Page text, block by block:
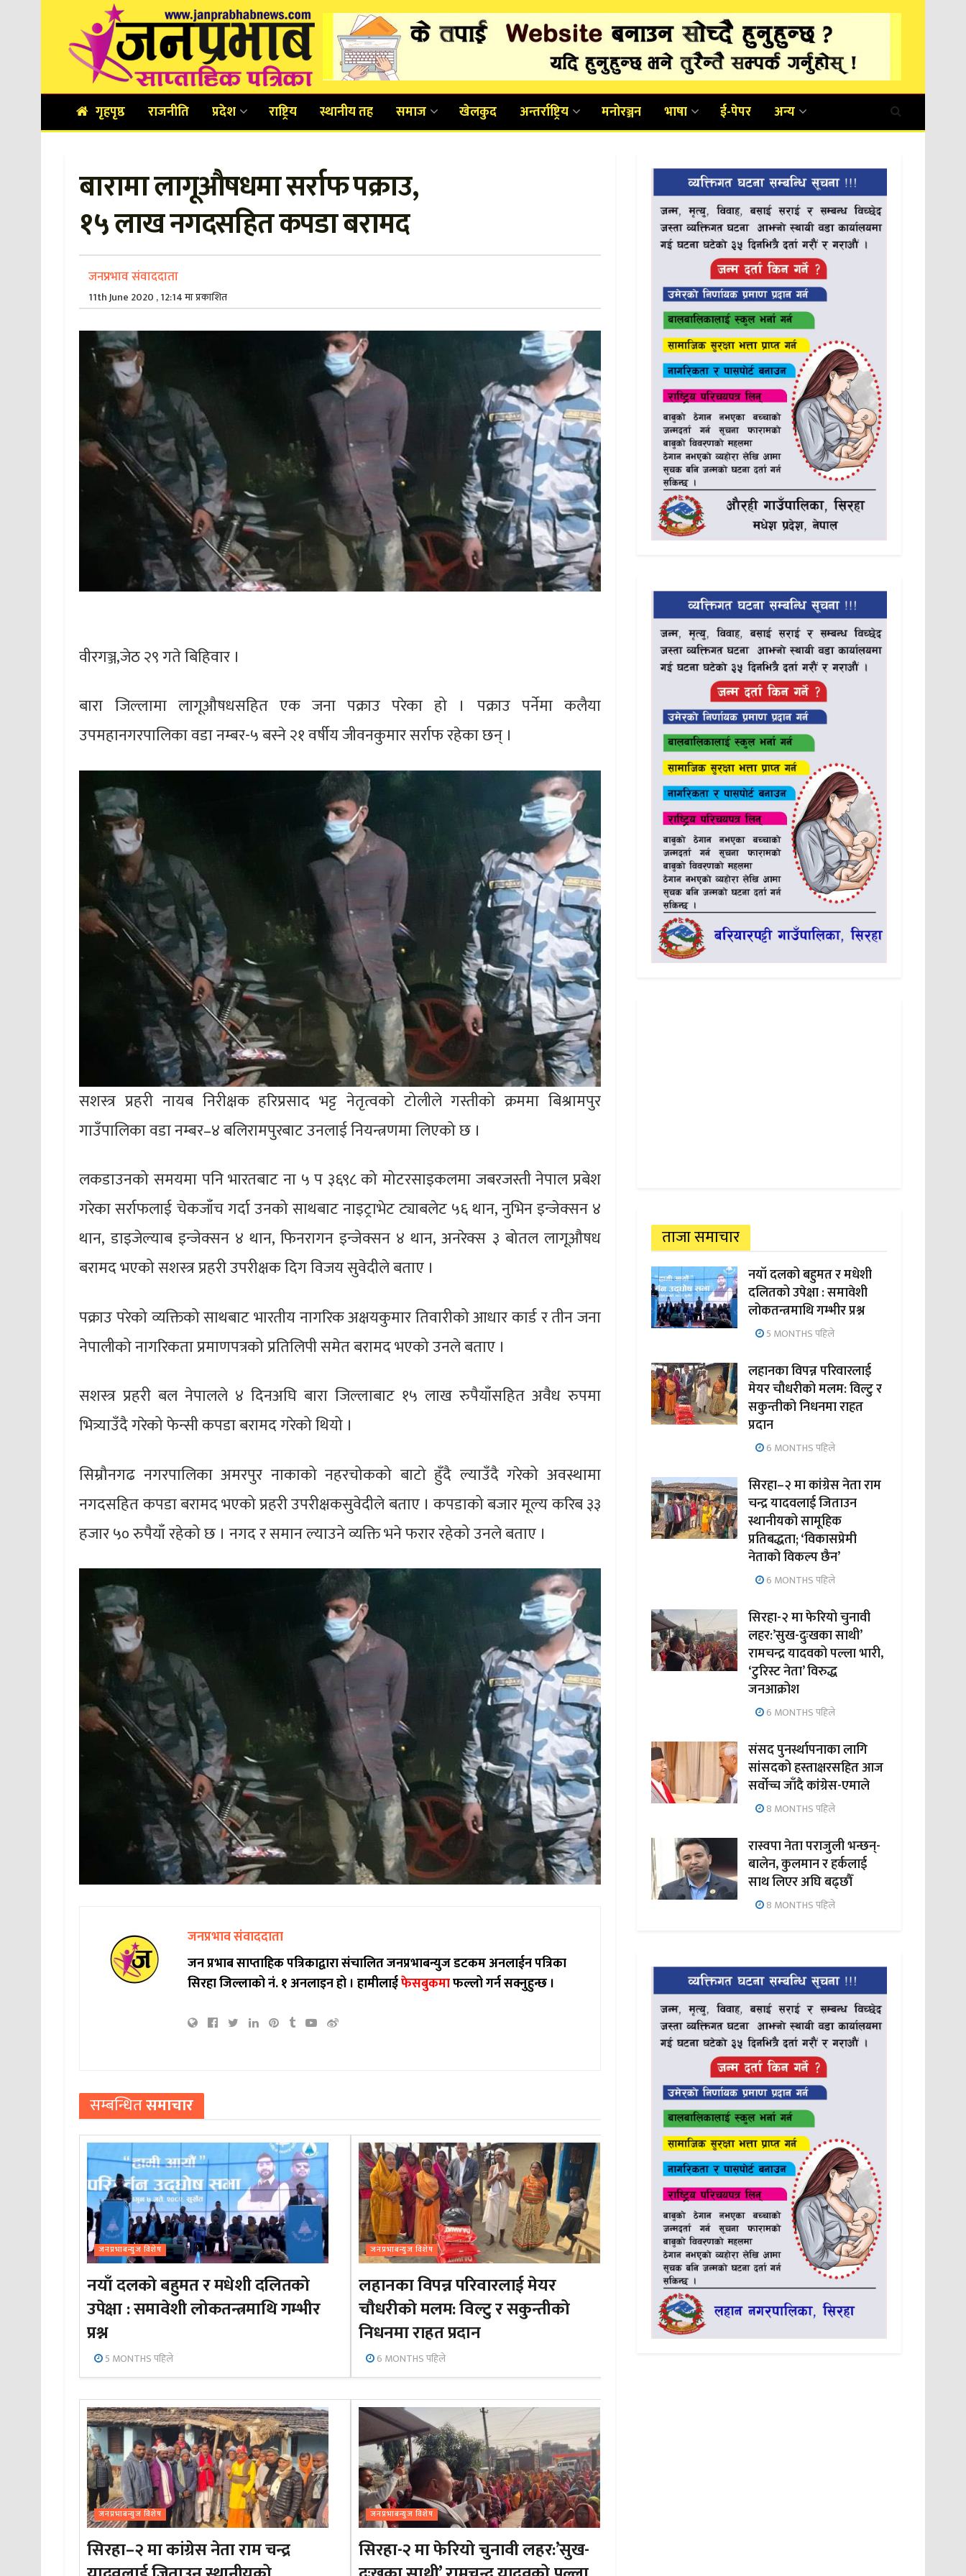
गृहपृष्ठ राजनीति प्रदेश राष्ट्रिय स्थानीय तह समाज खेलकुद अन्तर्राष्ट्रिय मनोरञ्जन भाषा ई-पेपर अन्य
बारामा लागूऔषधमा सर्राफ पक्राउ,
१५ लाख नगदसहित कपडा बरामद
जनप्रभाव संवाददाता
11th June 2020 , 12:14 मा प्रकाशित
वीरगञ्ज,जेठ २९ गते बिहिवार ।
बारा जिल्लामा लागूऔषधसहित एक जना पक्राउ परेका हो । पक्राउ पर्नेमा कलैया
उपमहानगरपालिका वडा नम्बर-५ बस्ने २१ वर्षीय जीवनकुमार सर्राफ रहेका छन् ।
सशस्त्र प्रहरी नायब निरीक्षक हरिप्रसाद भट्ट नेतृत्वको टोलीले गस्तीको क्रममा बिश्रामपुर
गाउँपालिका वडा नम्बर–४ बलिरामपुरबाट उनलाई नियन्त्रणमा लिएको छ ।
लकडाउनको समयमा पनि भारतबाट ना ५ प ३६९८ को मोटरसाइकलमा जबरजस्ती नेपाल प्रबेश
गरेका सर्राफलाई चेकजाँच गर्दा उनको साथबाट नाइट्राभेट ट्याबलेट ५६ थान, नुभिन इन्जेक्सन ४
थान, डाइजेल्याब इन्जेक्सन ४ थान, फिनरागन इन्जेक्सन ४ थान, अनरेक्स ३ बोतल लागूऔषध
बरामद भएको सशस्त्र प्रहरी उपरीक्षक दिग विजय सुवेदीले बताए ।
पक्राउ परेको व्यक्तिको साथबाट भारतीय नागरिक अक्षयकुमार तिवारीको आधार कार्ड र तीन जना
नेपालीको नागरिकता प्रमाणपत्रको प्रतिलिपी समेत बरामद भएको उनले बताए ।
सशस्त्र प्रहरी बल नेपालले ४ दिनअघि बारा जिल्लाबाट १५ लाख रुपैयाँसहित अवैध रुपमा
भित्र्याउँदै गरेको फेन्सी कपडा बरामद गरेको थियो ।
सिम्रौनगढ नगरपालिका अमरपुर नाकाको नहरचोकको बाटो हुँदै ल्याउँदै गरेको अवस्थामा
नगदसहित कपडा बरामद भएको प्रहरी उपरीक्षकसुवेदीले बताए । कपडाको बजार मूल्य करिब ३३
हजार ५० रुपैयाँ रहेको छ । नगद र समान ल्याउने व्यक्ति भने फरार रहेको उनले बताए ।
जनप्रभाव संवाददाता
जन प्रभाब साप्ताहिक पत्रिकाद्वारा संचालित जनप्रभाबन्युज डटकम अनलाईन पत्रिका
सिरहा जिल्लाको नं. १ अनलाइन हो ।हामीलाईफेसबुकमाफल्लो गर्न सक्नुहुन्छ ।
सम्बन्धितसमाचार
जनप्रभाबन्युज विशेष
नयाँ दलको बहुमत र मधेशी दलितको
उपेक्षा : समावेशी लोकतन्त्रमाथि गम्भीर
प्रश्न
5 MONTHS पहिले
जनप्रभाबन्युज विशेष
लहानका विपन्न परिवारलाई मेयर
चौधरीको मलम: विल्टु र सकुन्तीको
निधनमा राहत प्रदान
6 MONTHS पहिले
जनप्रभाबन्युज विशेष
सिरहा–२ मा कांग्रेस नेता राम चन्द्र
जनप्रभाबन्युज विशेष
सिरहा-२ मा फेरियो चुनावी लहर:’सुख-
ताजा समाचार
नयाँ दलको बहुमत र मधेशी
दलितको उपेक्षा : समावेशी
लोकतन्त्रमाथि गम्भीर प्रश्न
5 MONTHS पहिले
लहानका विपन्न परिवारलाई
मेयर चौधरीको मलम: विल्टु र
सकुन्तीको निधनमा राहत
प्रदान
6 MONTHS पहिले
सिरहा–२ मा कांग्रेस नेता राम
चन्द्र यादवलाई जिताउन
स्थानीयको सामूहिक
प्रतिबद्धता; ‘विकासप्रेमी
नेताको विकल्प छैन’
6 MONTHS पहिले
सिरहा-२ मा फेरियो चुनावी
लहर:’सुख-दुःखका साथी’
रामचन्द्र यादवको पल्ला भारी,
‘टुरिस्ट नेता’ विरुद्ध
जनआक्रोश
6 MONTHS पहिले
संसद पुनर्स्थापनाका लागि
सांसदको हस्ताक्षरसहित आज
सर्वोच्च जाँदै कांग्रेस-एमाले
8 MONTHS पहिले
रास्वपा नेता पराजुली भन्छन्-
बालेन, कुलमान र हर्कलाई
साथ लिएर अघि बढ्छौँ
8 MONTHS पहिले